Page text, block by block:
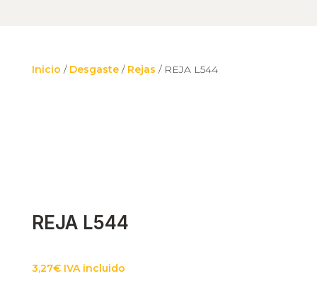
Inicio / Desgaste/ Rejas / REJA L544
REJA L544
3,27€ IVA incluido